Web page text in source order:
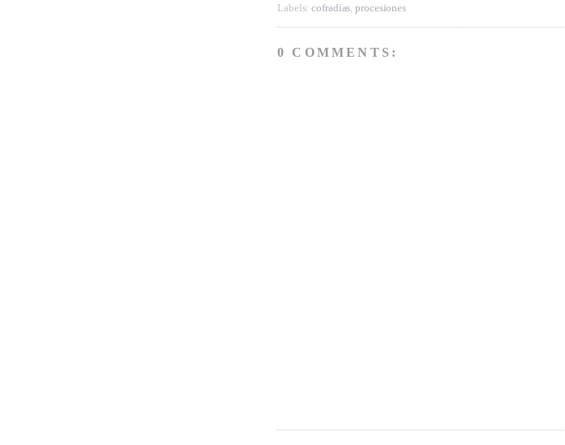
Labels:cofradías ,procesiones
0 COMMENTS: